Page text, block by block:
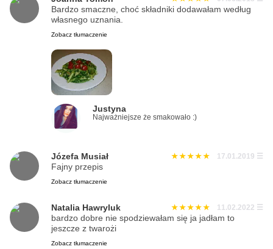
Bardzo smaczne, choć składniki dodawałam według
własnego uznania.
Zobacz tłumaczenie
Justyna
Najważniejsze że smakowało :)
Józefa Musiał 17.01.2019 ☰
Fajny przepis
Zobacz tłumaczenie
Natalia Hawryluk 11.02.2022 ☰
bardzo dobre nie spodziewałam się ja jadłam to
jeszcze z twarożi
Zobacz tłumaczenie